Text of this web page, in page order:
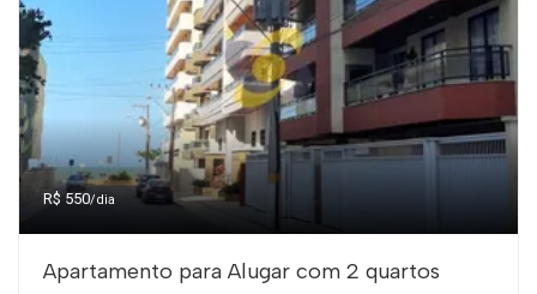
R$ 550/dia
Apartamento para Alugar com 2 quartos